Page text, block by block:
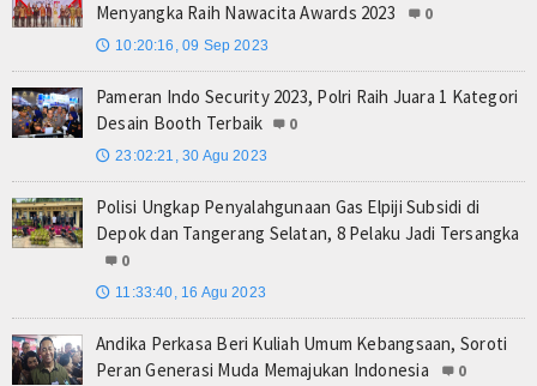
Menyangka Raih Nawacita Awards 2023
0
🕔 10:20:16, 09 Sep 2023
Pameran Indo Security 2023, Polri Raih Juara 1 Kategori
Desain Booth Terbaik
0
🕔 23:02:21, 30 Agu 2023
Polisi Ungkap Penyalahgunaan Gas Elpiji Subsidi di
Depok dan Tangerang Selatan, 8 Pelaku Jadi Tersangka
0
🕔 11:33:40, 16 Agu 2023
Andika Perkasa Beri Kuliah Umum Kebangsaan, Soroti
Peran Generasi Muda Memajukan Indonesia
0